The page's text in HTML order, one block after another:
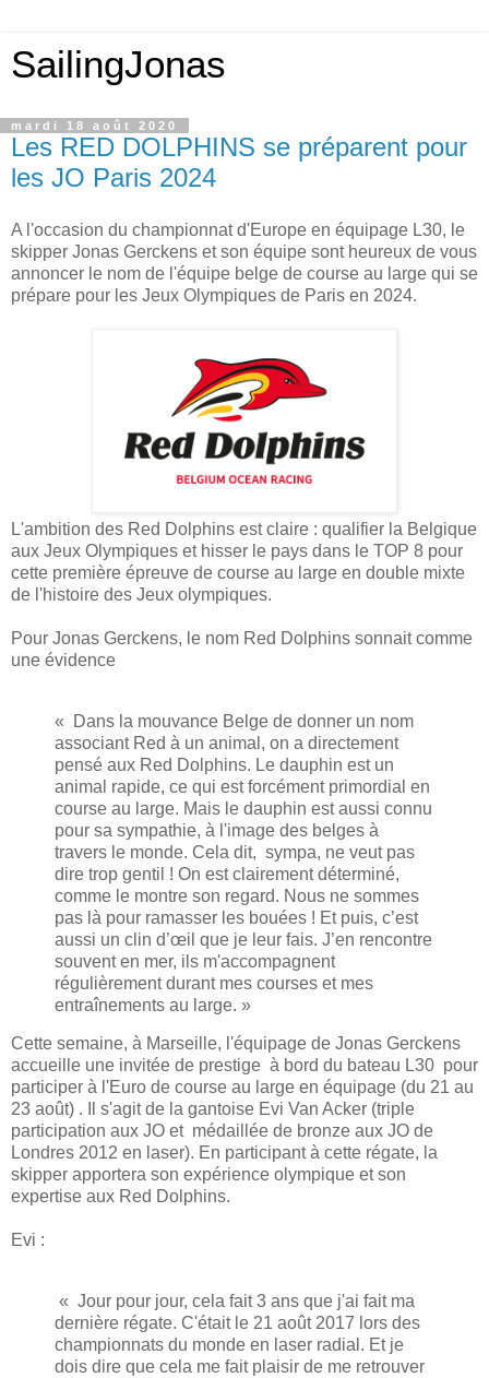
SailingJonas
mardi 18 août 2020
Les RED DOLPHINS se préparent pour
les JO Paris 2024
A l'occasion du championnat d'Europe en équipage L30, le
skipper Jonas Gerckens et son équipe sont heureux de vous
annoncer le nom de l'équipe belge de course au large qui se
prépare pour les Jeux Olympiques de Paris en 2024.
L'ambition des Red Dolphins est claire : qualifier la Belgique
aux Jeux Olympiques et hisser le pays dans le TOP 8 pour
cette première épreuve de course au large en double mixte
de l'histoire des Jeux olympiques.
Pour Jonas Gerckens, le nom Red Dolphins sonnait comme
une évidence
« Dans la mouvance Belge de donner un nom
associant Red à un animal, on a directement
pensé aux Red Dolphins. Le dauphin est un
animal rapide, ce qui est forcément primordial en
course au large. Mais le dauphin est aussi connu
pour sa sympathie, à l'image des belges à
travers le monde. Cela dit, sympa, ne veut pas
dire trop gentil ! On est clairement déterminé,
comme le montre son regard. Nous ne sommes
pas là pour ramasser les bouées ! Et puis, c’est
aussi un clin d’œil que je leur fais. J’en rencontre
souvent en mer, ils m'accompagnent
régulièrement durant mes courses et mes
entraînements au large. »
Cette semaine, à Marseille, l'équipage de Jonas Gerckens
accueille une invitée de prestige à bord du bateau L30 pour
participer à l'Euro de course au large en équipage (du 21 au
23 août) . Il s'agit de la gantoise Evi Van Acker (triple
participation aux JO et médaillée de bronze aux JO de
Londres 2012 en laser). En participant à cette régate, la
skipper apportera son expérience olympique et son
expertise aux Red Dolphins.
Evi :
« Jour pour jour, cela fait 3 ans que j'ai fait ma
dernière régate. C'était le 21 août 2017 lors des
championnats du monde en laser radial. Et je
dois dire que cela me fait plaisir de me retrouver